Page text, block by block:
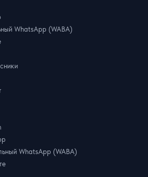
WhatsApp (WABA)
WhatsApp (WABA)